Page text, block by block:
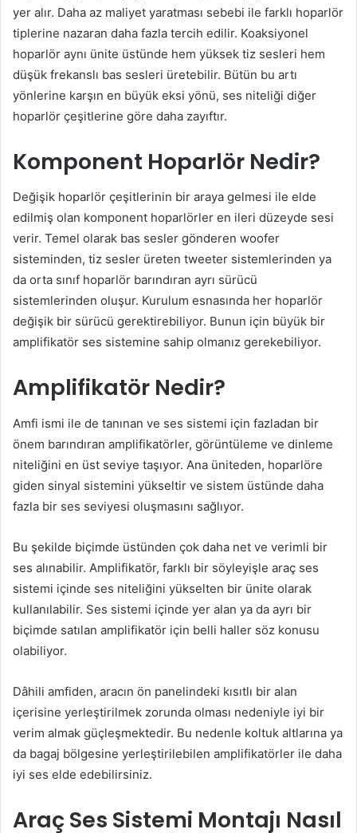
yer alır. Daha az maliyet yaratması sebebi ile farklı hoparlör
tiplerine nazaran daha fazla tercih edilir. Koaksiyonel
hoparlör aynı ünite üstünde hem yüksek tiz sesleri hem
düşük frekanslı bas sesleri üretebilir. Bütün bu artı
yönlerine karşın en büyük eksi yönü, ses niteliği diğer
hoparlör çeşitlerine göre daha zayıftır.
Komponent Hoparlör Nedir?
Değişik hoparlör çeşitlerinin bir araya gelmesi ile elde
edilmiş olan komponent hoparlörler en ileri düzeyde sesi
verir. Temel olarak bas sesler gönderen woofer
sisteminden, tiz sesler üreten tweeter sistemlerinden ya
da orta sınıf hoparlör barındıran ayrı sürücü
sistemlerinden oluşur. Kurulum esnasında her hoparlör
değişik bir sürücü gerektirebiliyor. Bunun için büyük bir
amplifikatör ses sistemine sahip olmanız gerekebiliyor.
Amplifikatör Nedir?
Amfi ismi ile de tanınan ve ses sistemi için fazladan bir
önem barındıran amplifikatörler, görüntüleme ve dinleme
niteliğini en üst seviye taşıyor. Ana üniteden, hoparlöre
giden sinyal sistemini yükseltir ve sistem üstünde daha
fazla bir ses seviyesi oluşmasını sağlıyor.
Bu şekilde biçimde üstünden çok daha net ve verimli bir
ses alınabilir. Amplifikatör, farklı bir söyleyişle araç ses
sistemi içinde ses niteliğini yükselten bir ünite olarak
kullanılabilir. Ses sistemi içinde yer alan ya da ayrı bir
biçimde satılan amplifikatör için belli haller söz konusu
olabiliyor.
Dâhili amfiden, aracın ön panelindeki kısıtlı bir alan
içerisine yerleştirilmek zorunda olması nedeniyle iyi bir
verim almak güçleşmektedir. Bu nedenle koltuk altlarına ya
da bagaj bölgesine yerleştirilebilen amplifikatörler ile daha
iyi ses elde edebilirsiniz.
Araç Ses Sistemi Montajı Nasıl